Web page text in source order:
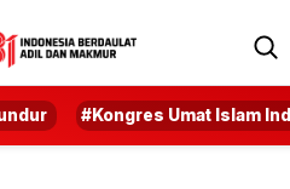
#Kongres Umat Islam